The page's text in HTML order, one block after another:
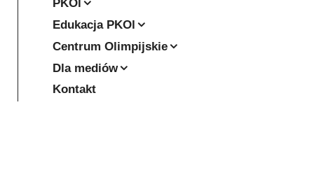
PKOl
Edukacja PKOl
Centrum Olimpijskie
Dla mediów
Kontakt